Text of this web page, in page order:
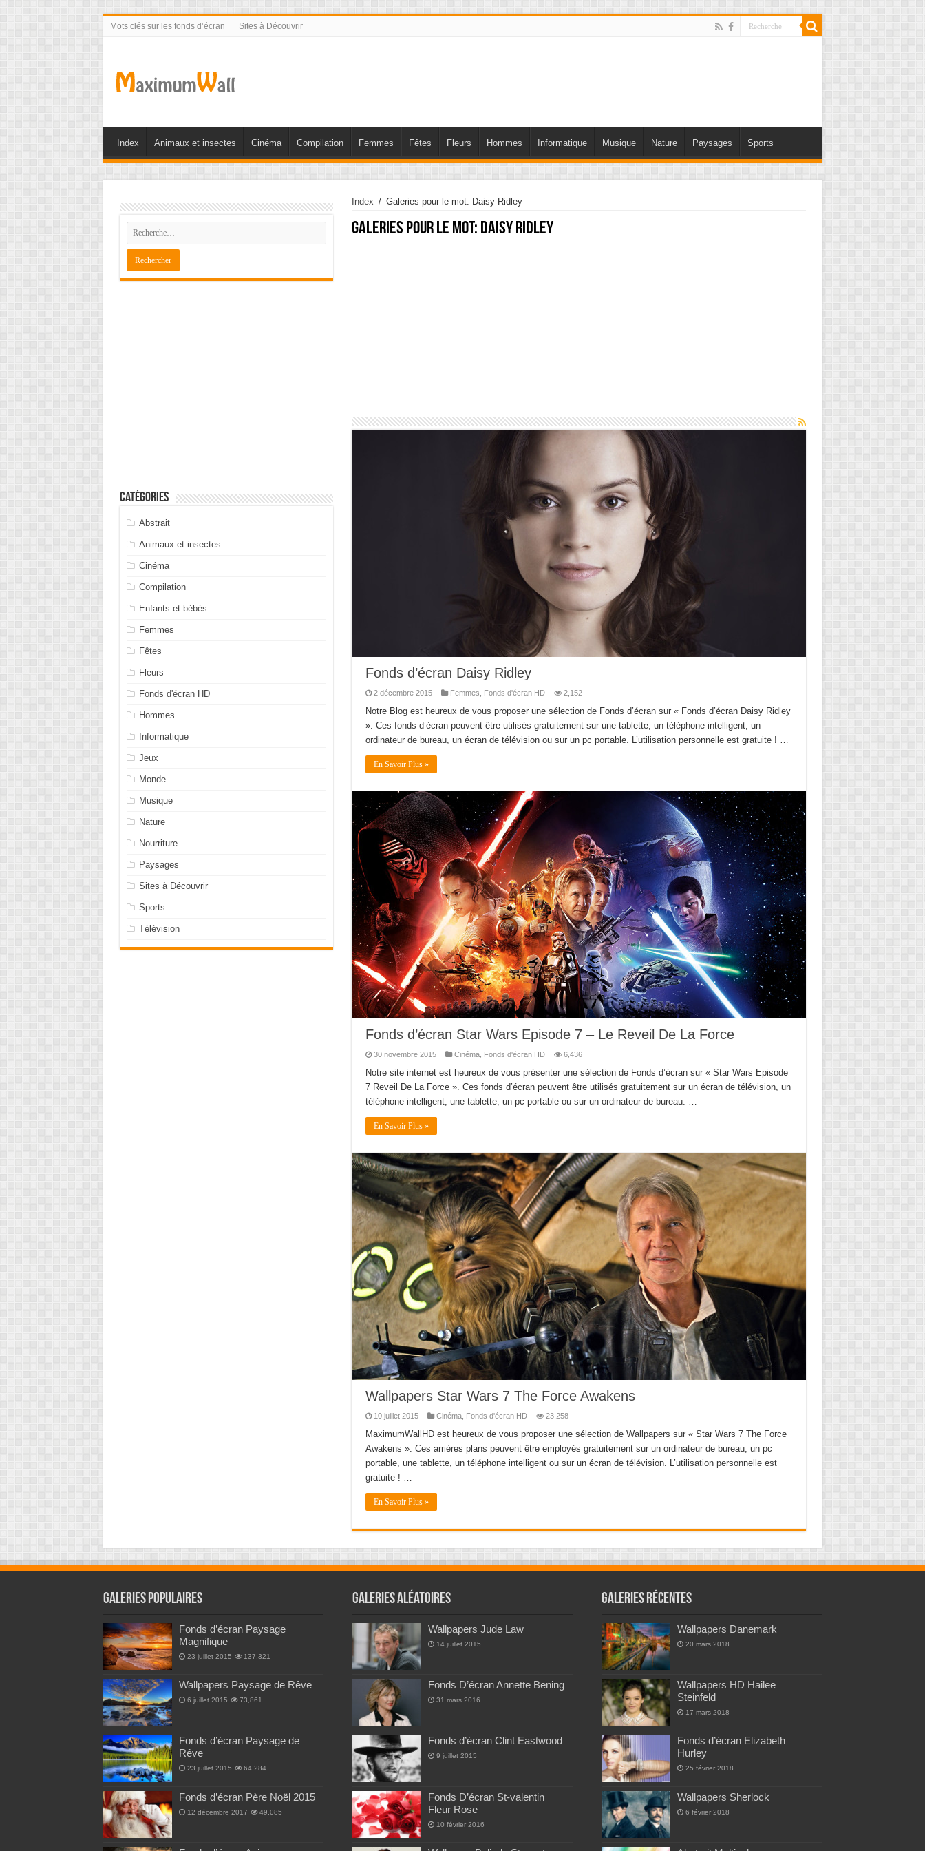
Mots clés sur les fonds d’écran Sites à Découvrir
Index Animaux et insectes Cinéma Compilation Femmes Fêtes Fleurs Hommes Informatique Musique Nature Paysages Sports
Index / Galeries pour le mot: Daisy Ridley
Galeries pour le mot: Daisy Ridley
Fonds d’écran Daisy Ridley
2 décembre 2015 Femmes Fonds d'écran HD 2,152
Notre Blog est heureux de vous proposer une sélection de Fonds d’écran sur « Fonds d’écran Daisy Ridley
». Ces fonds d’écran peuvent être utilisés gratuitement sur une tablette, un téléphone intelligent, un
ordinateur de bureau, un écran de télévision ou sur un pc portable. L’utilisation personnelle est gratuite ! …
En Savoir Plus »
Fonds d’écran Star Wars Episode 7 – Le Reveil De La Force
30 novembre 2015 Cinéma, Fonds d'écran HD 6,436
Notre site internet est heureux de vous présenter une sélection de Fonds d’écran sur « Star Wars Episode
7 Reveil De La Force ». Ces fonds d’écran peuvent être utilisés gratuitement sur un écran de télévision, un
téléphone intelligent, une tablette, un pc portable ou sur un ordinateur de bureau. …
En Savoir Plus »
Wallpapers Star Wars 7 The Force Awakens
10 juillet 2015 Cinéma, Fonds d'écran HD 23,258
MaximumWallHD est heureux de vous proposer une sélection de Wallpapers sur « Star Wars 7 The Force
Awakens ». Ces arrières plans peuvent être employés gratuitement sur un ordinateur de bureau, un pc
portable, une tablette, un téléphone intelligent ou sur un écran de télévision. L’utilisation personnelle est
gratuite ! …
En Savoir Plus »
Catégories
Abstrait
Animaux et insectes
Cinéma
Compilation
Enfants et bébés
Femmes
Fêtes
Fleurs
Fonds d'écran HD
Hommes
Informatique
Jeux
Monde
Musique
Nature
Nourriture
Paysages
Sites à Découvrir
Sports
Télévision
Galeries Populaires
Fonds d’écran Paysage
Magnifique
23 juillet 2015 137,321
Wallpapers Paysage de Rêve
6 juillet 2015 73,861
Fonds d’écran Paysage de
Rêve
23 juillet 2015 64,284
Fonds d’écran Père Noël 2015
12 décembre 2017 49,085
Galeries Aléatoires
Wallpapers Jude Law
14 juillet 2015
Fonds D’écran Annette Bening
31 mars 2016
Fonds d’écran Clint Eastwood
9 juillet 2015
Fonds D’écran St-valentin
Fleur Rose
10 février 2016
Galeries Récentes
Wallpapers Danemark
20 mars 2018
Wallpapers HD Hailee
Steinfeld
17 mars 2018
Fonds d’écran Elizabeth
Hurley
25 février 2018
Wallpapers Sherlock
6 février 2018